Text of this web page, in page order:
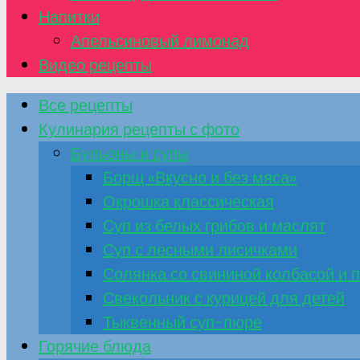
Напитки
Апельсиновый лимонад
Видео рецепты
Все рецепты
Кулинария рецепты с фото
Бульоны и супы
Борщ «Вкусно и без мяса»
Окрошка классическая
Суп из белых грибов и маслят
Суп с лесными лисичками
Солянка со свининой колбасой и
Свекольник с курицей для детей
Тыквенный суп-пюре
Горячие блюда